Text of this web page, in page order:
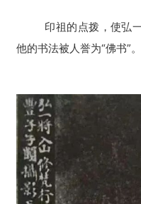
印祖的点拨，使弘
他的书法被人誉为“佛书”。